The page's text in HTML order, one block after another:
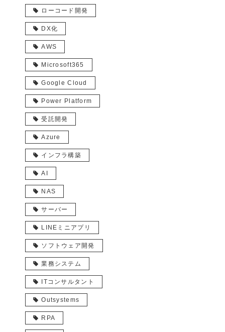
ローコード開発
DX化
AWS
Microsoft365
Google Cloud
Power Platform
受託開発
Azure
インフラ構築
AI
NAS
サーバー
LINEミニアプリ
ソフトウェア開発
業務システム
ITコンサルタント
Outsystems
RPA